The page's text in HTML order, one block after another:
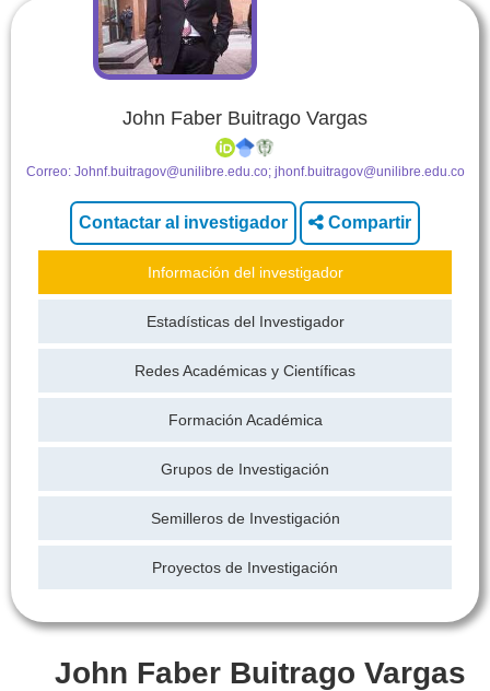
John Faber Buitrago Vargas
Correo: Johnf.buitragov@unilibre.edu.co; jhonf.buitragov@unilibre.edu.co
Compartir
Información del investigador
Estadísticas del Investigador
Redes Académicas y Científicas
Formación Académica
Grupos de Investigación
Semilleros de Investigación
Proyectos de Investigación
John Faber Buitrago Vargas